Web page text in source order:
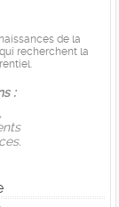
de la
recherchent la
: